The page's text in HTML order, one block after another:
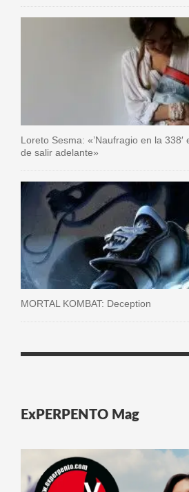
Loreto Sesma: «’Naufragio en la
de salir adelante»
MORTAL KOMBAT: Deception
ExPERPENTO Mag